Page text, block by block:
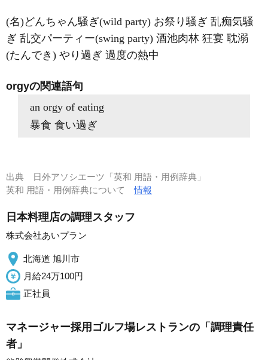
(名)どんちゃん騒ぎ(wild party) お祭り騒ぎ 乱痴気騒
ぎ 乱交パーティー(swing party) 酒池肉林 狂宴 耽溺
(たんでき) やり過ぎ 過度の熱中
orgyの関連語句
an orgy of eating
暴食 食い過ぎ
出典
日外アソシエーツ「英和 用語・用例辞典」
英和 用語・用例辞典について情報
日本料理店の調理スタッフ
株式会社あいプラン
北海道 旭川市
月給24万100円
正社員
マネージャー採用ゴルフ場レストランの「調理責任
者」